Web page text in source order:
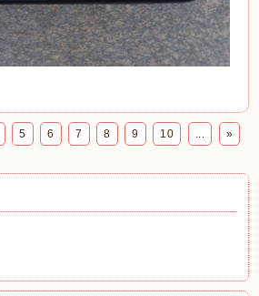
5 6 7 8 9 10 ... »